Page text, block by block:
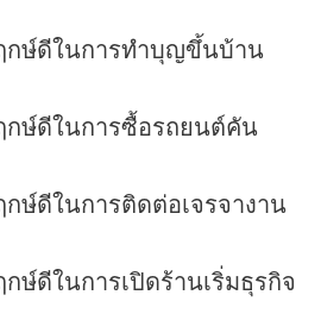
กษ์ดีในการทำบุญขึ้นบ้าน
กษ์ดีในการซื้อรถยนต์คัน
กษ์ดีในการติดต่อเจรจางาน
ษ์ดีในการเปิดร้านเริ่มธุรกิจ